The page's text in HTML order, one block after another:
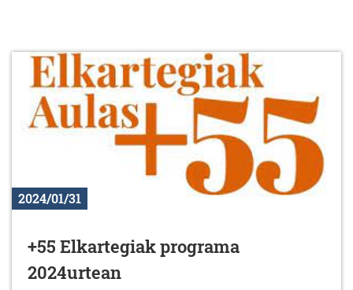
2024/01/31
+55 Elkartegiak programa
2024urtean